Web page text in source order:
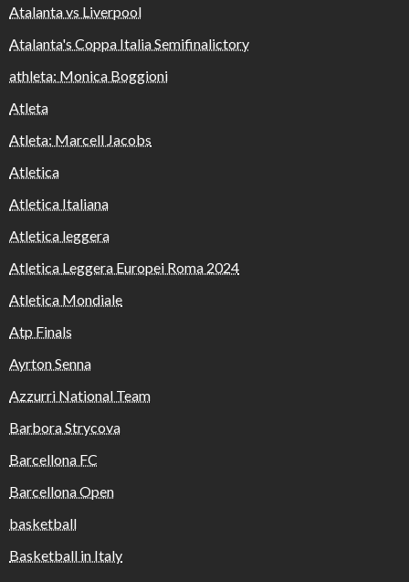
Atalanta vs Liverpool
Atalanta's Coppa Italia Semifinalictory
athleta: Monica Boggioni
Atleta
Atleta: Marcell Jacobs
Atletica
Atletica Italiana
Atletica leggera
Atletica Leggera Europei Roma 2024
Atletica Mondiale
Atp Finals
Ayrton Senna
Azzurri National Team
Barbora Strycova
Barcellona FC
Barcellona Open
basketball
Basketball in Italy